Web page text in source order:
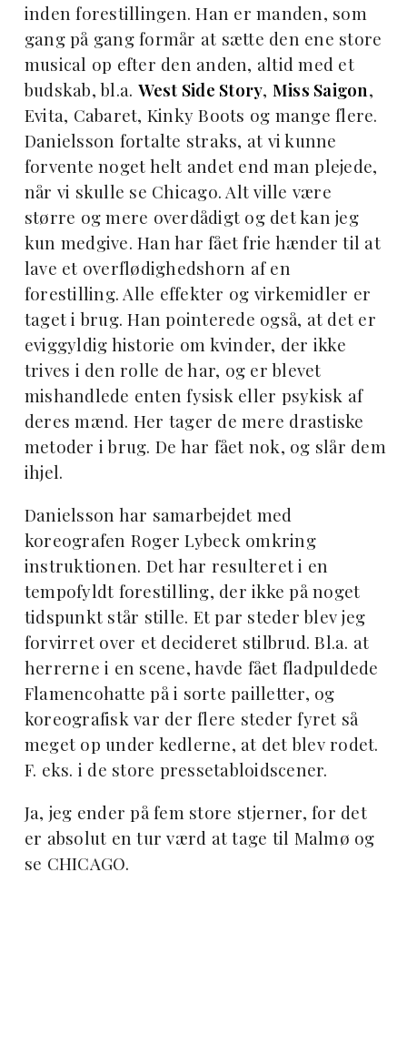
inden forestillingen. Han er manden, som
gang på gang formår at sætte den ene store
musical op efter den anden, altid med et
budskab, bl.a. West Side Story, Miss Saigon,
Evita, Cabaret, Kinky Boots og mange flere.
Danielsson fortalte straks, at vi kunne
forvente noget helt andet end man plejede,
når vi skulle se Chicago. Alt ville være
større og mere overdådigt og det kan jeg
kun medgive. Han har fået frie hænder til at
lave et overflødighedshorn af en
forestilling. Alle effekter og virkemidler er
taget i brug. Han pointerede også, at det er
eviggyldig historie om kvinder, der ikke
trives i den rolle de har, og er blevet
mishandlede enten fysisk eller psykisk af
deres mænd. Her tager de mere drastiske
metoder i brug. De har fået nok, og slår dem
ihjel.
Danielsson har samarbejdet med
koreografen Roger Lybeck omkring
instruktionen. Det har resulteret i en
tempofyldt forestilling, der ikke på noget
tidspunkt står stille. Et par steder blev jeg
forvirret over et decideret stilbrud. Bl.a. at
herrerne i en scene, havde fået fladpuldede
Flamencohatte på i sorte pailletter, og
koreografisk var der flere steder fyret så
meget op under kedlerne, at det blev rodet.
F. eks. i de store pressetabloidscener.
Ja, jeg ender på fem store stjerner, for det
er absolut en tur værd at tage til Malmø og
se CHICAGO.